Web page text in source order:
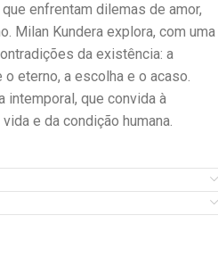
enfrentam dilemas de amor,
Milan Kundera explora, com uma
da existência: a
eterno, a escolha e o acaso.
intemporal, que convida à
e da condição humana.